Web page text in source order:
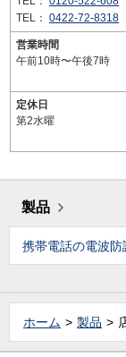
TEL： 0422-72-8318
営業時間
午前10時〜午後7時
定休日
第2水曜
製品
携帯電話の電波
ホーム 製品